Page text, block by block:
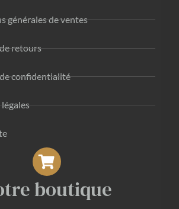
générales de ventes
retours
confidentialité
boutique